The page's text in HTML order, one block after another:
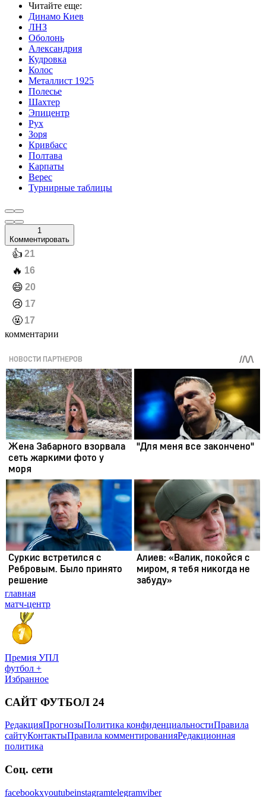
Читайте еще:
Динамо Киев
ЛНЗ
Оболонь
Александрия
Кудровка
Колос
Металлист 1925
Полесье
Шахтер
Эпицентр
Рух
Зоря
Кривбасс
Полтава
Карпаты
Верес
Турнирные таблицы
1
Комментировать
️👍 21
️🔥 16
️😄 20
️😢 17
️🤬 17
комментарии
главная
матч-центр
Премия УПЛ
футбол +
Избранное
САЙТ ФУТБОЛ 24
РедакцияПрогнозыПолитика конфиденциальностиПравила
сайтуКонтактыПравила комментированияРедакционная
политика
Соц. сети
facebookxyoutubeinstagramtelegramviber